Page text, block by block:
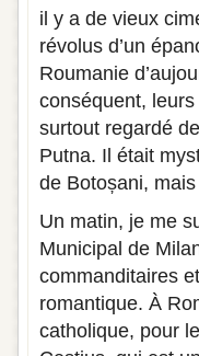
il y a de vieux
révolus d’un
Roumanie
conséquent,
surtout regardé
Putna. Il était
de Botoșani,
Un matin, je me
Municipal de
commanditaires
romantique. À
catholique, pour